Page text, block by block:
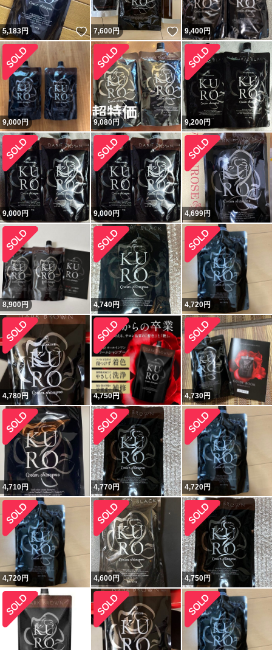
5,183円 いいね！
7,600円 いいね！
9,400円
9,000円 9,080円 9,200円
9,000円 9,000円 4,699円
8,900円 4,740円 4,720円
4,780円 4,750円 4,730円
4,710円 4,770円 4,720円
4,720円 4,600円 4,750円